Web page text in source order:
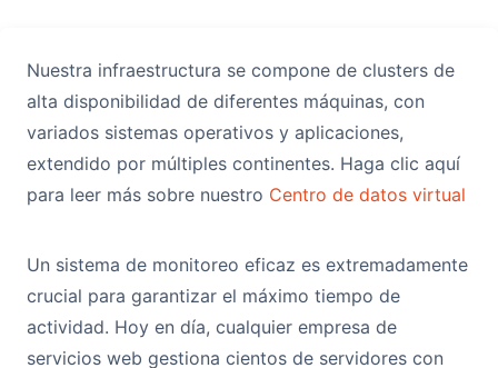
Nuestra infraestructura se compone de clusters de
alta disponibilidad de diferentes máquinas, con
variados sistemas operativos y aplicaciones,
extendido por múltiples continentes. Haga clic aquí
para leer más sobre nuestro Centro de datos virtual
Un sistema de monitoreo eficaz es extremadamente
crucial para garantizar el máximo tiempo de
actividad. Hoy en día, cualquier empresa de
servicios web gestiona cientos de servidores con